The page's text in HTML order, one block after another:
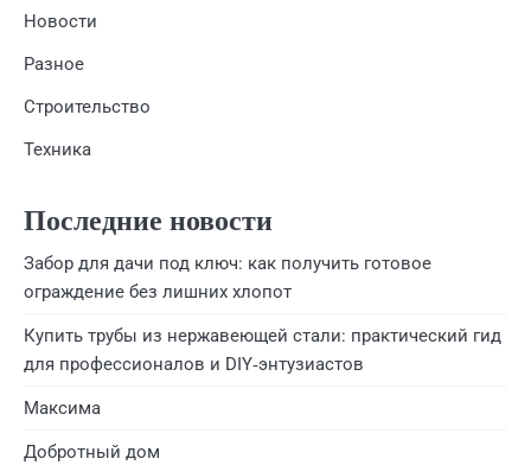
Новости
Разное
Строительство
Техника
Последние новости
Забор для дачи под ключ: как получить готовое
ограждение без лишних хлопот
Купить трубы из нержавеющей стали: практический гид
для профессионалов и DIY‑энтузиастов
Максима
Добротный дом